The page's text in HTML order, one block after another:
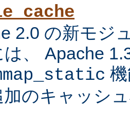
2.0 の新モジ
は、 Apache
加のキャッシ